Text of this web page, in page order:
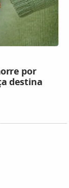
por
destina